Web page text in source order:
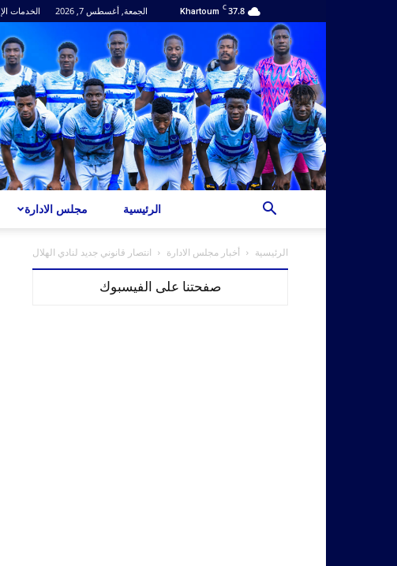
37.8
C
Khartoum الجمعة, أغسطس 7, 2026 الخدمات
مجلس الادارة الرئيسية
الرئيسية أخبار مجلس الادارة انتصار قانوني جديد لنادي الهلال
صفحتنا على الفيسبوك